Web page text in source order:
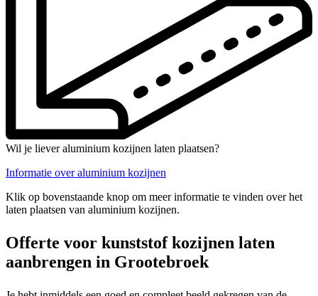
Wil je liever aluminium kozijnen laten plaatsen?
Informatie over aluminium kozijnen
Klik op bovenstaande knop om meer informatie te vinden over het
laten plaatsen van aluminium kozijnen.
Offerte voor kunststof kozijnen laten
aanbrengen in Grootebroek